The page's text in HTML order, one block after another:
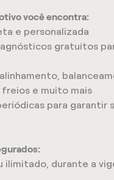
você encontra:
e personalizada
gratuitos
e muito mais
para garantir
ilimitado, durante a